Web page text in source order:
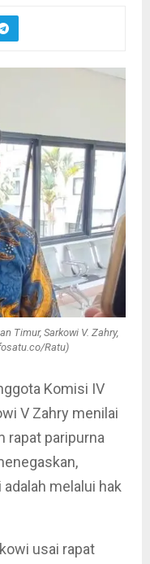
Timur, Sarkowi V. Zahry,
Ratu)
Komisi IV
V Zahry menilai
rapat paripurna
melalui hak
usai rapat